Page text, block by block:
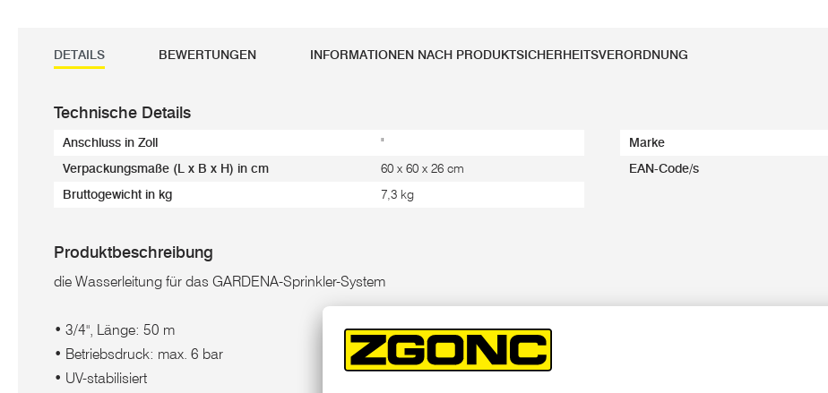
DETAILS BEWERTUNGEN INFORMATIONEN NACH PRODUKTSICHERHEITSVERORDNUNG
Technische Details
Anschluss in Zoll "
Verpackungsmaße (L x B x H) in cm 60 x 60 x 26 cm
Bruttogewicht in kg 7,3 kg
Marke
EAN-Code/s
Produktbeschreibung
die Wasserleitung für das GARDENA-Sprinkler-System
• 3/4", Länge: 50 m
• Betriebsdruck: max. 6 bar
• UV-stabilisiert